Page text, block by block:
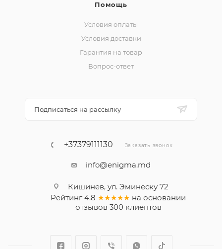
Помощь
Условия оплаты
Условия доставки
Гарантия на товар
Вопрос-ответ
Подписаться на рассылку
+37379111130 Заказать звонок
info@enigma.md
Кишинев, ул. Эминеску 72
Рейтинг 4.8 ★★★★★ на основании
отзывов 300клиентов